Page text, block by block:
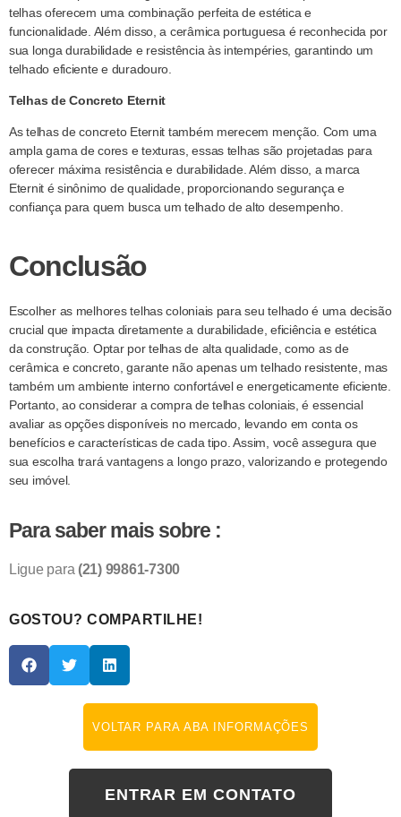
telhas oferecem uma combinação perfeita de estética e
funcionalidade. Além disso, a cerâmica portuguesa é reconhecida por
sua longa durabilidade e resistência às intempéries, garantindo um
telhado eficiente e duradouro.
Telhas de Concreto Eternit
As telhas de concreto Eternit também merecem menção. Com uma
ampla gama de cores e texturas, essas telhas são projetadas para
oferecer máxima resistência e durabilidade. Além disso, a marca
Eternit é sinônimo de qualidade, proporcionando segurança e
confiança para quem busca um telhado de alto desempenho.
Conclusão
Escolher as melhores telhas coloniais para seu telhado é uma decisão
crucial que impacta diretamente a durabilidade, eficiência e estética
da construção. Optar por telhas de alta qualidade, como as de
cerâmica e concreto, garante não apenas um telhado resistente, mas
também um ambiente interno confortável e energeticamente eficiente.
Portanto, ao considerar a compra de telhas coloniais, é essencial
avaliar as opções disponíveis no mercado, levando em conta os
benefícios e características de cada tipo. Assim, você assegura que
sua escolha trará vantagens a longo prazo, valorizando e protegendo
seu imóvel.
Para saber mais sobre :
Ligue para(21) 99861-7300
GOSTOU? COMPARTILHE!
VOLTAR PARA ABA INFORMAÇÕES
ENTRAR EM CONTATO